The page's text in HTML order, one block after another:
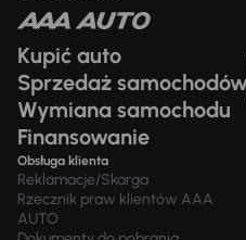
Kupić auto
Sprzedaż
Wymiana samochodu
Finansowanie
Obsługa klienta
Reklamacje/Skarga
Rzecznik praw klientów AAA
AUTO